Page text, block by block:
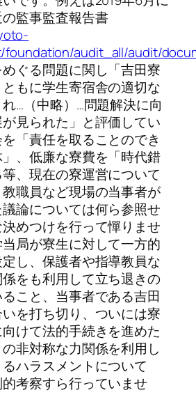
監事監査報告書
foundation/audit_all/audit/
ぐる問題に関し「吉田寮
もに学生寄宿舎の適切な
…（中略）…問題解決に向
見られた」と評価してい
「責任を取ることのでき
、低廉な寮費を「時代錯
、現在の寮運営について
職員など現場の当事者が
論については何ら参照せ
めつけを行って憚りませ
局が寮生に対して一方的
し、保護者や指導教員な
をも利用して立ち退きの
こと、当事者である吉田
を打ち切り、ついには寮
けて法的手続きを進めた
非対称な力関係を利用し
ハラスメントについて
考察すら行っていませ